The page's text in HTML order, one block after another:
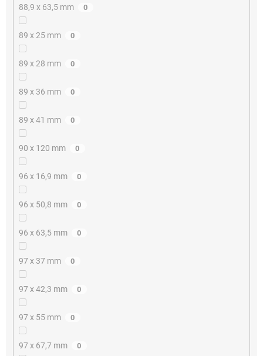
88,9 x 63,5 mm 0
89 x 25 mm 0
89 x 28 mm 0
89 x 36 mm 0
89 x 41 mm 0
90 x 120 mm 0
96 x 16,9 mm 0
96 x 50,8 mm 0
96 x 63,5 mm 0
97 x 37 mm 0
97 x 42,3 mm 0
97 x 55 mm 0
97 x 67,7 mm 0